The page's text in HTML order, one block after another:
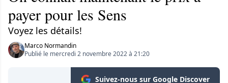
payer pour les Sens
Voyez les détails!
Marco Normandin
Publié le mercredi 2 novembre 2022 à 21:20
Suivez-nous sur Google Discover